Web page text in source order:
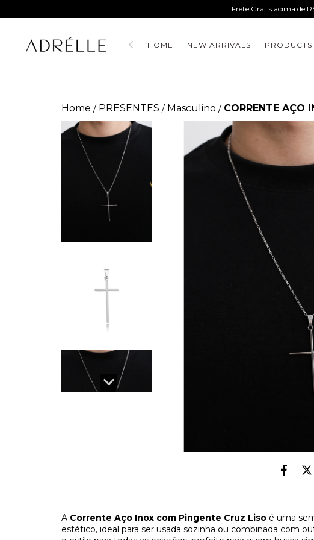
Frete Grátis acima de
HOME NEW ARRIVALS PRODUCTS
Home / PRESENTES / Masculino / CORRENTE AÇO
A Corrente Aço Inox com Pingente Cruz Liso é uma
estético, ideal para ser usada sozinha ou combinada com